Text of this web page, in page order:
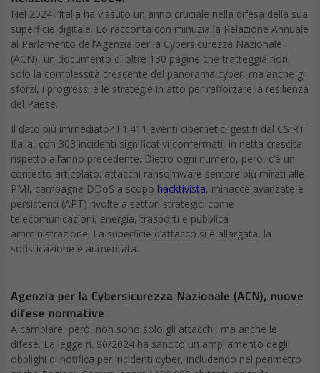
Spoofing, cos’è il nuovo
attacco hacker
DAANDREA INDIANO|19 APR 2025|CYBER SECURITY|
Dalle email ai call center fasulli, cresce l’uso dello